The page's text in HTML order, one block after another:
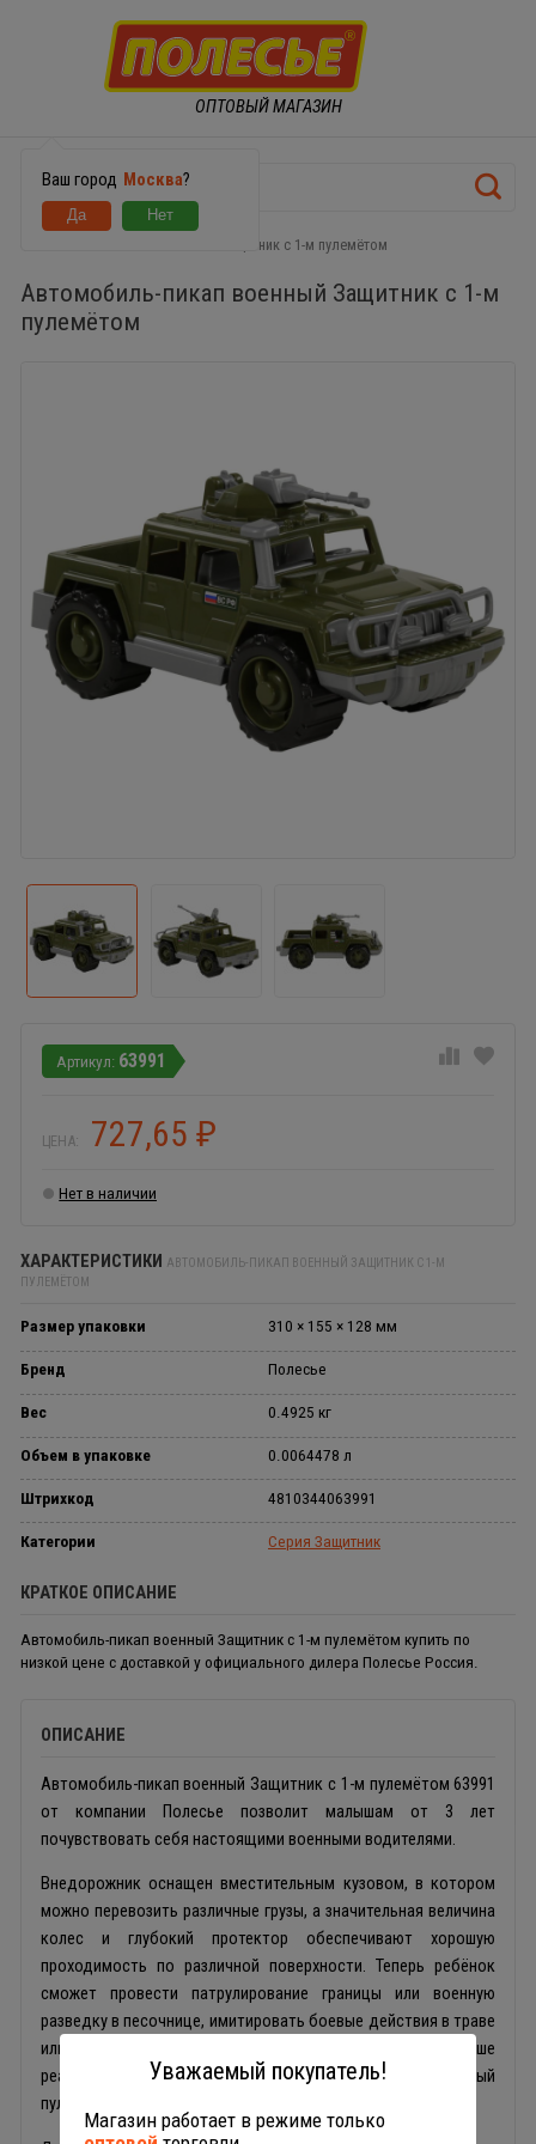
ОПТОВЫЙ МАГАЗИН
Ваш город Москва?
Автомобиль-пикап военный Защитник с 1-м пулемётом
Автомобиль-пикап военный Защитник с 1-м
пулемётом
63991
ЦЕНА: 727,65 ₽
Нет в наличии
ХАРАКТЕРИСТИКИ АВТОМОБИЛЬ-ПИКАП ВОЕННЫЙ ЗАЩИТНИК С 1-М
ПУЛЕМЁТОМ
Размер упаковки 310 × 155 × 128 мм
Бренд Полесье
Вес 0.4925 кг
Объем в упаковке 0.0064478 л
Штрихкод 4810344063991
Категории Серия Защитник
КРАТКОЕ ОПИСАНИЕ
Автомобиль-пикап военный Защитник с 1-м пулемётом купить по
низкой цене с доставкой у официального дилера Полесье Россия.
ОПИСАНИЕ
Автомобиль-пикап военный Защитник с 1-м пулемётом 63991
от компании Полесье позволит малышам от 3 лет
почувствовать себя настоящими военными водителями.
Внедорожник оснащен вместительным кузовом, в котором
можно перевозить различные грузы, а значительная величина
колес и глубокий протектор обеспечивают хорошую
проходимость по различной поверхности. Теперь ребёнок
сможет провести патрулирование границы или военную
разведку в песочнице, имитировать боевые действия в траве
или перевезти небольшие игрушки по грязи. Ещё больше
реалистичности сюжетным играм придаёт подвижный
пулемёт, закреплённый на крыше автомобиля.
Уважаемый покупатель!
Магазин работает в режиме только